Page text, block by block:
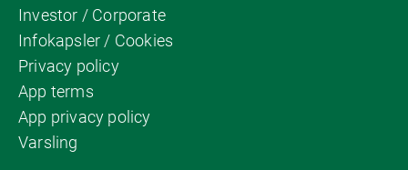
Investor / Corporate
Infokapsler / Cookies
Privacy policy
App terms
App privacy policy
Varsling